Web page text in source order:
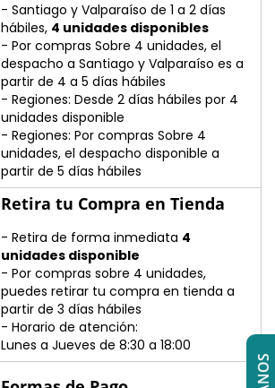
- Santiago y Valparaíso de 1 a 2 días
hábiles, 4 unidades disponibles
- Por compras Sobre 4 unidades, el
despacho a Santiago y Valparaíso es a
partir de 4 a 5 días hábiles
- Regiones: Desde 2 días hábiles por 4
unidades disponible
- Regiones: Por compras Sobre 4
unidades, el despacho disponible a
partir de 5 días hábiles
Retira tu Compra en Tienda
- Retira de forma inmediata 4
unidades disponible
- Por compras sobre 4 unidades,
puedes retirar tu compra en tienda a
partir de 3 días hábiles
- Horario de atención:
Lunes a Jueves de 8:30 a 18:00